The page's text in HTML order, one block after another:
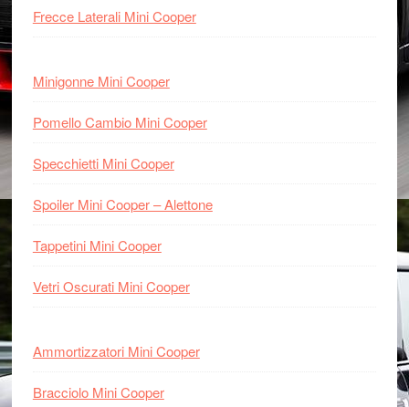
Frecce Laterali Mini Cooper
Minigonne Mini Cooper
Pomello Cambio Mini Cooper
Specchietti Mini Cooper
Spoiler Mini Cooper – Alettone
Tappetini Mini Cooper
Vetri Oscurati Mini Cooper
Ammortizzatori Mini Cooper
Bracciolo Mini Cooper